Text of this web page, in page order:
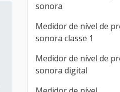
sonora
Medidor de nível de
sonora classe 1
Medidor de nível de
sonora digital